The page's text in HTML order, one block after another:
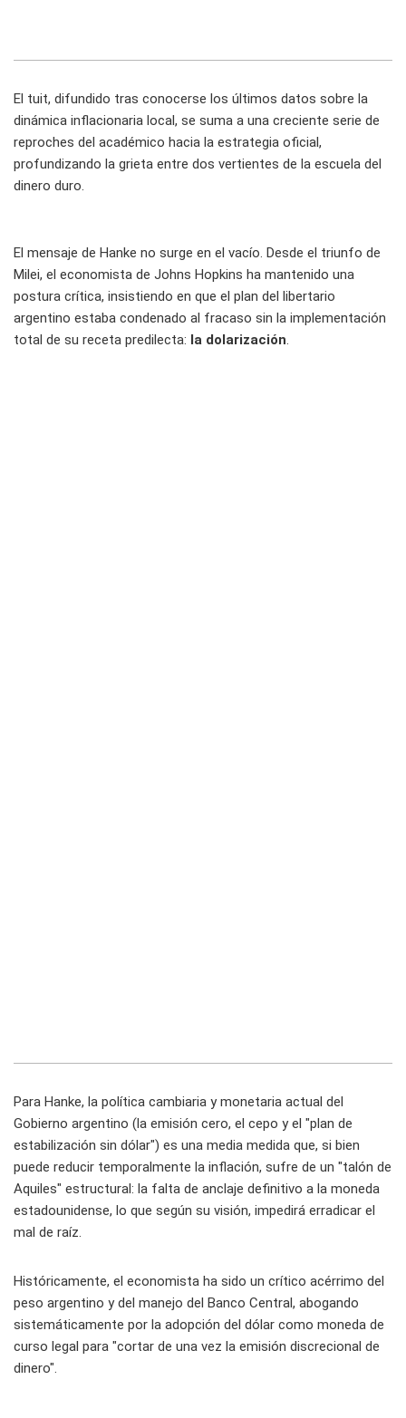
El tuit, difundido tras conocerse los últimos datos sobre la
dinámica inflacionaria local, se suma a una creciente serie de
reproches del académico hacia la estrategia oficial,
profundizando la grieta entre dos vertientes de la escuela del
dinero duro.
El mensaje de Hanke no surge en el vacío. Desde el triunfo de
Milei, el economista de Johns Hopkins ha mantenido una
postura crítica, insistiendo en que el plan del libertario
argentino estaba condenado al fracaso sin la implementación
total de su receta predilecta: la dolarización.
Para Hanke, la política cambiaria y monetaria actual del
Gobierno argentino (la emisión cero, el cepo y el "plan de
estabilización sin dólar") es una media medida que, si bien
puede reducir temporalmente la inflación, sufre de un "talón de
Aquiles" estructural: la falta de anclaje definitivo a la moneda
estadounidense, lo que según su visión, impedirá erradicar el
mal de raíz.
Históricamente, el economista ha sido un crítico acérrimo del
peso argentino y del manejo del Banco Central, abogando
sistemáticamente por la adopción del dólar como moneda de
curso legal para "cortar de una vez la emisión discrecional de
dinero".